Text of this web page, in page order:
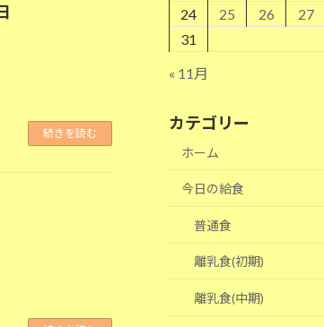
続きを読む
24
25 26 27
31
« 11月
カテゴリー
ホーム
今日の給食
普通食
離乳食(初期)
離乳食(中期)